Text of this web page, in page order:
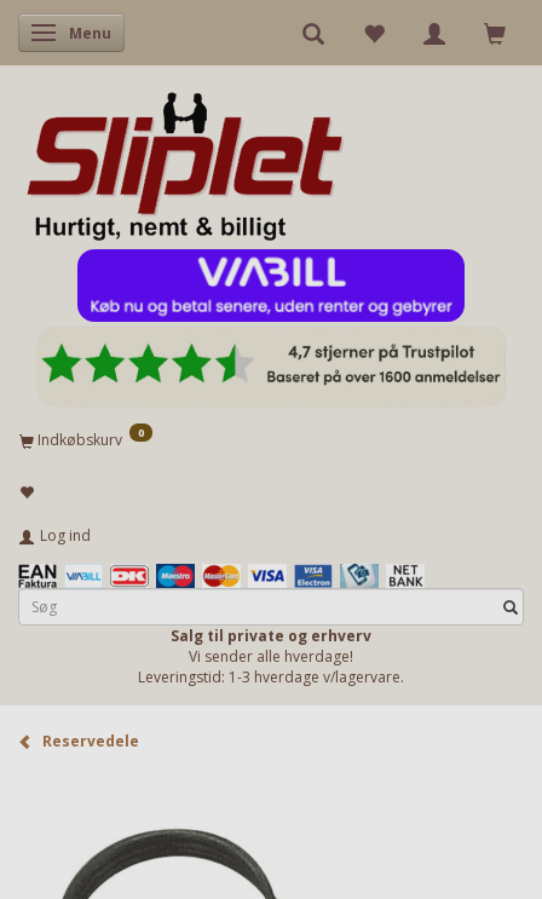
Skifte navigation
Menu
Indkøbskurv 0
Log ind
Salg til private og erhverv
Vi sender alle hverdage!
Leveringstid: 1-3 hverdage v/lagervare.
Reservedele